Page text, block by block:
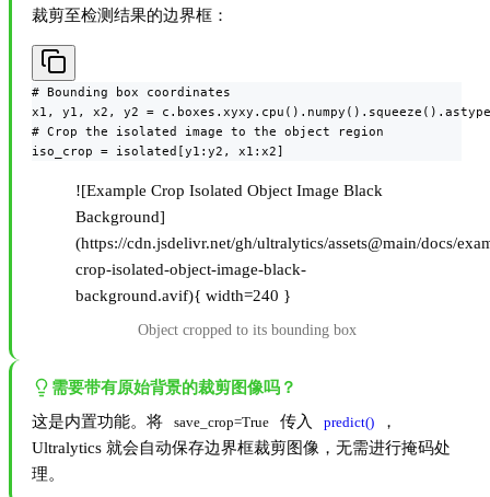
裁剪至检测结果的边界框：
# Bounding box coordinates
x1, y1, x2, y2 =
# Crop the isolated image to the object region
iso_crop = isolated[y1:y2, x1:x2]
![Example Crop Isolated Object Image Black
Background]
(https://cdn.jsdelivr.net/gh/ultralytics/assets@main/docs/
crop-isolated-object-image-black-
background.avif){ width=240 }
Object cropped to its bounding box
需要带有原始背景的裁剪图像吗？
这是内置功能。将
save_crop=True 传入 predict()
，
Ultralytics 就会自动保存边界框裁剪图像，无需进行掩码处
理。